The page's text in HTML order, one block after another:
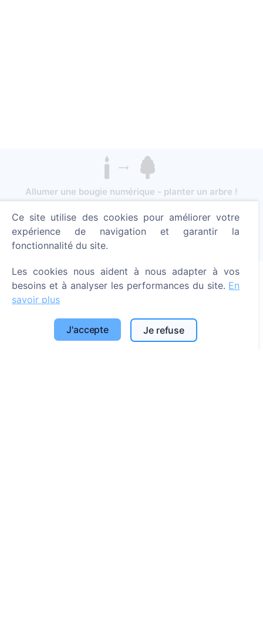
Allumer une bougie numérique - planter un arbre !
En savoir plus
Arbres plantés
À propos de CEMETY
Foire aux questions
Ce site utilise des cookies pour améliorer votre
expérience de navigation et garantir la
fonctionnalité du site.
Les cookies nous aident à nous adapter à vos
besoins et à analyser les performances du site. En
savoir plus
J'accepte Je refuse